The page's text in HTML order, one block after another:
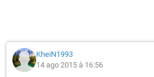
KheiN1993
14 ago 2015 à 16:56